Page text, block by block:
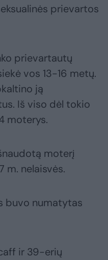
prievartos
prievartautų
vos 13-16 metų.
ją
Iš viso dėl tokio
moterys.
moterį
m. nelaisvės.
buvo numatytas
ir 39-erių